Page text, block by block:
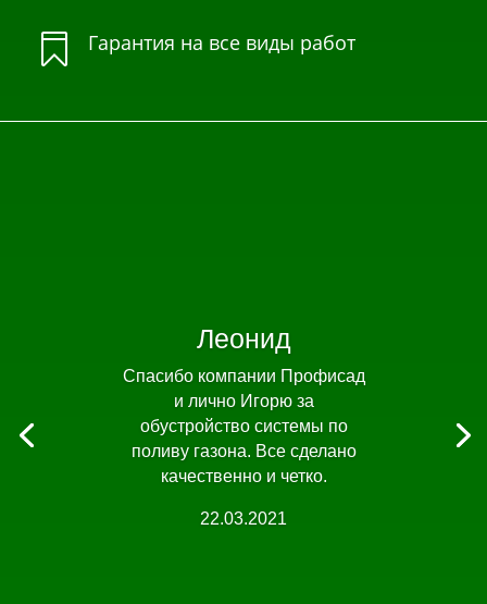
 Гарантия на все виды работ
Леонид
Спасибо компании Профисад
и лично Игорю за
обустройство системы по
поливу газона. Все сделано
качественно и четко.
22.03.2021